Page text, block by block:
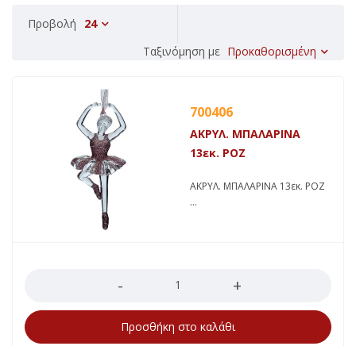
Ταξινόμηση με Προκαθορισμένη
Προβολή 24
700406
ΑΚΡΥΛ. ΜΠΑΛΑΡΙΝΑ
13εκ. ΡΟΖ
ΑΚΡΥΛ. ΜΠΑΛΑΡΙΝΑ 13εκ. ΡΟΖ
Προσθήκη στο καλάθι